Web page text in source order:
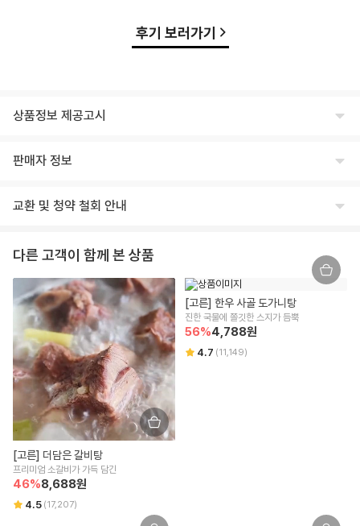
후기 보러가기
상품정보 제공고시
상세페이지 하단 참고
생산자 및 소재지(수입품의 경우 생산자, 수입자 및 제조국)
제조연월일, 유통기한 또는 소비기한
포장단위별 용량(중량), 수량
500g
원재료명 및 함량(농수산물의 원산지 표시에 관한 법률에 따른 원산지 표시 포
함)
상세페이지 하단 참고
영양성분(식품위생법에 따른 영양성분 표시대상 식품에 한함)
상세페이지 하단 참고
유전자변형식품에 해당하는 경우의 표시
해당사항 없음
영유아식 또는 체중조절식품 등에 해당하는 경우 표시광고사전심의필 유무 및
판매자 정보
주식회사 윙잇
임승진
사업자등록번호
542-86-00304
본점 주소
(08378) 서울 구로구 디지털로 306 대륭포스트타워2차, 712호
통신판매업신고
2018-서울강남-03300
유통전문판매업 주소
서울특별시 강남구 테헤란로 423, 9층 9493호
전화번호
1599-3108
교환 및 청약 철회 안내
상품이 표시 광고 내용과 다를 경우, 받으신 날부터 3개월 이내 교환/환불
을 요청하실 수 있습니다.
상품 불량/하자 등이 있을 경우, 문제를 확인할 수 있는 사진 촬영 후 고객
센터로 문의 부탁드립니다.
수령 즉시 확인할 수 있는 문제(누락/파손/냉해 등)은 상품 수령일로부터 7
일 이내 문의 시 도움을 드릴 수 있습니다.
교환/반품 불가 안내
신선/냉장/냉동식품은 단순 변심/주문 착오로 인한 교환/반품 신청이 어렵
습니다.
상품 수령한 날로부터 7일 경과할 경우 단순 변심으로 인한 교환/반품 신
잘못된 보관 방법이나 고객님의 부주의 등으로 인한 오염, 파손, 변질된 경
우 교환/반품 신청이 어렵습니다.
고객님의 사용 또는 일부 소비에 의해 상품의 가치가 훼손된 경우 교환/반
품 신청이 어렵습니다.
고객님이 상품 포장을 개봉하여 사용 또는 설치 완료되어 상품의 가치가
다른 고객이 함께 본 상품
[고른] 더담은 갈비탕
프리미엄 소갈비가 가득 담긴
46%8,688원
4.5 (17,207)
[고른] 한우 사골 도가니탕
진한 국물에 쫄깃한 스지가 듬뿍
56%4,788원
4.7 (11,149)